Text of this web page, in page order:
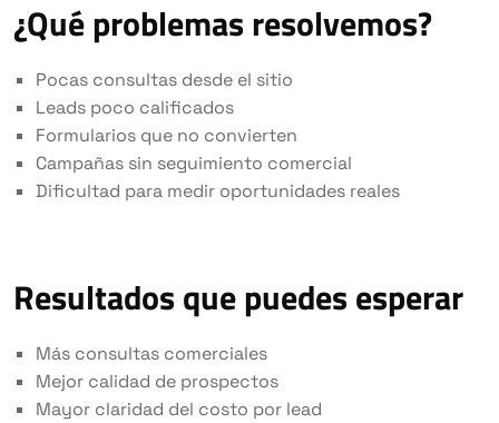
¿Qué problemas resolvemos?
Pocas consultas desde el sitio
Leads poco calificados
Formularios que no convierten
Campañas sin seguimiento comercial
Dificultad para medir oportunidades reales
Resultados que puedes esperar
Más consultas comerciales
Mejor calidad de prospectos
Mayor claridad del costo por lead